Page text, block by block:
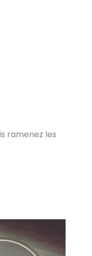
ramenez les